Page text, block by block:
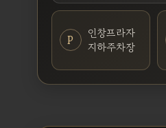
P
인창프라자
지하주차장